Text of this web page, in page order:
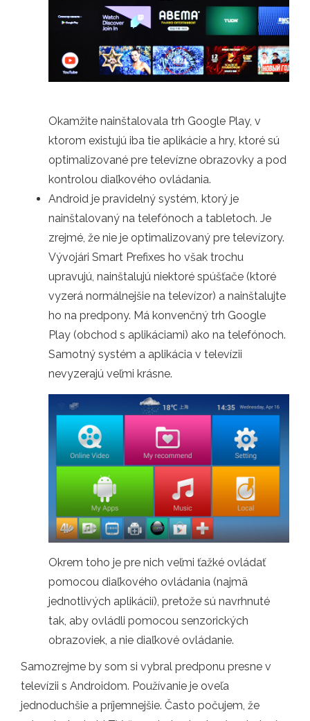
Okamžite nainštalovala trh Google Play, v
ktorom existujú iba tie aplikácie a hry, ktoré sú
optimalizované pre televízne obrazovky a pod
kontrolou diaľkového ovládania.
Android je pravidelný systém, ktorý je
nainštalovaný na telefónoch a tabletoch. Je
zrejmé, že nie je optimalizovaný pre televízory.
Vývojári Smart Prefixes ho však trochu
upravujú, nainštalujú niektoré spúšťače (ktoré
vyzerá normálnejšie na televízor) a nainštalujte
ho na predpony. Má konvenčný trh Google
Play (obchod s aplikáciami) ako na telefónoch.
Samotný systém a aplikácia v televízii
nevyzerajú veľmi krásne.
Okrem toho je pre nich veľmi ťažké ovládať
pomocou diaľkového ovládania (najmä
jednotlivých aplikácií), pretože sú navrhnuté
tak, aby ovládli pomocou senzorických
obrazoviek, a nie diaľkové ovládanie.
Samozrejme by som si vybral predponu presne v
televízii s Androidom. Používanie je oveľa
jednoduchšie a príjemnejšie. Často počujem, že